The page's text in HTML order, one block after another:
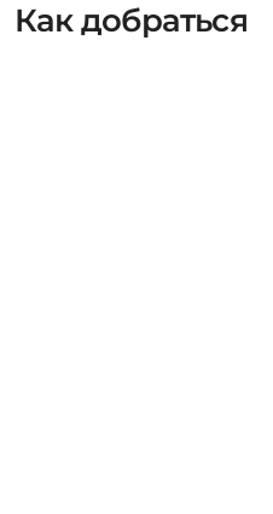
Как добраться